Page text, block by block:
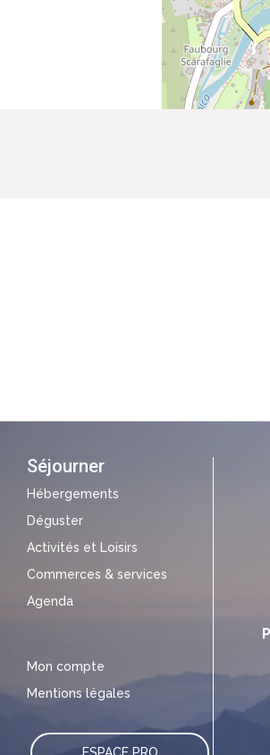
Séjourner
Hébergements
Déguster
Activités et Loisirs
Commerces & services
Agenda
Mon compte
Mentions légales